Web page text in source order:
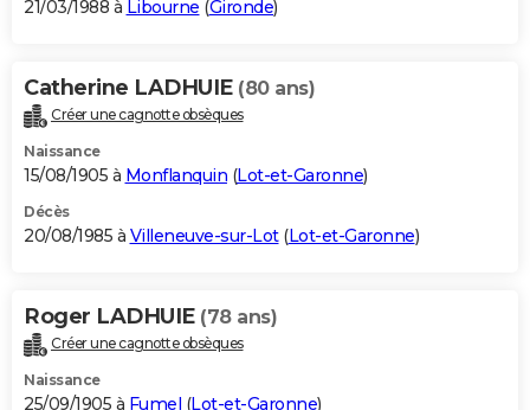
21/03/1988 à Libourne (Gironde)
Catherine LADHUIE (80 ans)
Créer une cagnotte obsèques
Naissance
15/08/1905 à Monflanquin (Lot-et-Garonne)
Décès
20/08/1985 à Villeneuve-sur-Lot(Lot-et-Garonne)
Roger LADHUIE (78 ans)
Créer une cagnotte obsèques
Naissance
25/09/1905 à Fumel (Lot-et-Garonne)